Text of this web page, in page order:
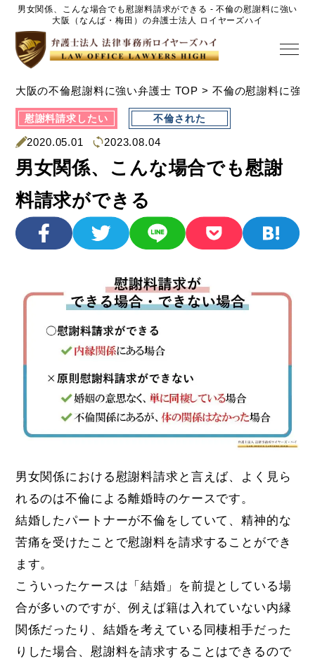
男女関係、こんな場合でも慰謝料請求ができる - 不倫の慰謝料に強い
大阪（なんば・梅田）の弁護士法人 ロイヤーズハイ
大阪の不倫慰謝料に強い弁護士 TOP > 不倫の慰謝料に強
慰謝料請求したい 不倫された
2020.05.01 2023.08.04
男女関係、こんな場合でも慰謝
料請求ができる
男女関係における慰謝料請求と言えば、よく見ら
れるのは不倫による離婚時のケースです。
結婚したパートナーが不倫をしていて、精神的な
苦痛を受けたことで慰謝料を請求することができ
ます。
こういったケースは「結婚」を前提としている場
合が多いのですが、例えば籍は入れていない内縁
関係だったり、結婚を考えている同棲相手だった
りした場合、慰謝料を請求することはできるので